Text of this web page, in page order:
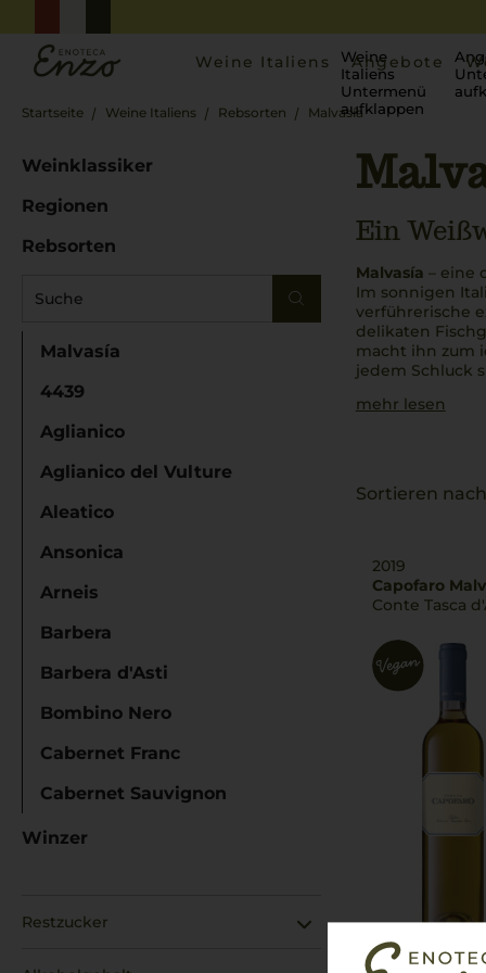
Weine Italiens
Weine
Italiens
Untermenü
aufklappen
Angebote
Startseite Weine Italiens Rebsorten Malvasía
Weinklassiker
Regionen
Rebsorten
Malvasía
4439
Aglianico
Aglianico del Vulture
Aleatico
Ansonica
Arneis
Barbera
Barbera d'Asti
Bombino Nero
Cabernet Franc
Cabernet Sauvignon
Cannonau
Carricante
Winzer
Restzucker
Ein
Malvasía – eine
Im sonnigen
verführerische
delikaten
macht ihn zum
jedem Schluck
mehr lesen
Sortieren
2019
Capofaro
Conte Tasca